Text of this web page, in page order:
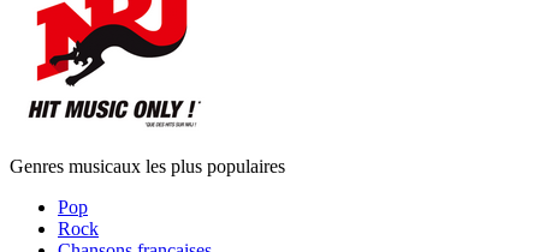
Genres musicaux les plus populaires
Pop
Rock